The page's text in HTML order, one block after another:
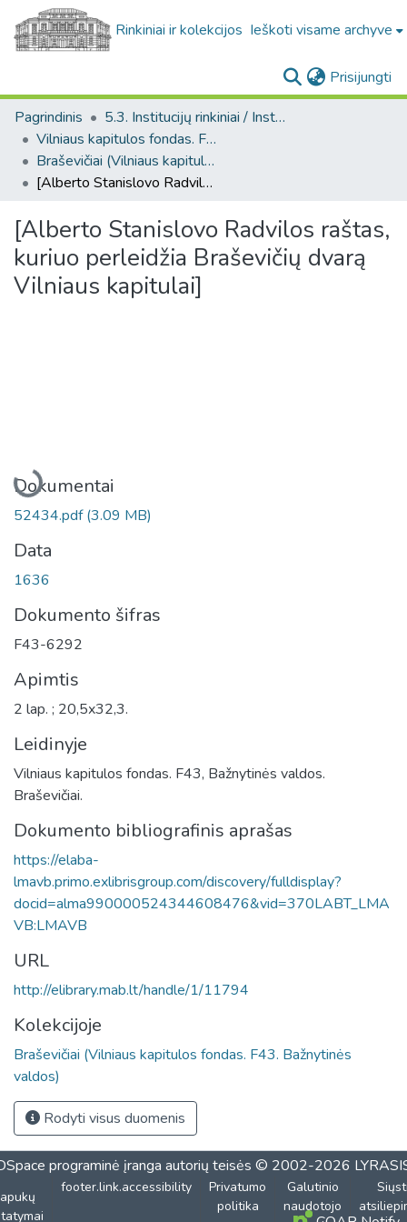
Rinkiniai ir kolekcijos Ieškoti visame archyve
Prisijungti
Pagrindinis
5.3. Institucijų rinkiniai / Institutional collections
Vilniaus kapitulos fondas. F43
Braševičiai (Vilniaus kapitulos fondas. F43. Bažnytinės valdos)
[Alberto Stanislovo Radvilos raštas, kuriuo perleidžia Braševičių dvarą Vilniaus kapitulai]
[Alberto Stanislovo Radvilos raštas,
kuriuo perleidžia Braševičių dvarą
Vilniaus kapitulai]
Įkeliama...
Dokumentai
52434.pdf(3.09 MB)
Data
1636
Dokumento šifras
F43-6292
Apimtis
2 lap. ; 20,5x32,3.
Leidinyje
Vilniaus kapitulos fondas. F43, Bažnytinės valdos.
Braševičiai.
Dokumento bibliografinis aprašas
https://elaba-
lmavb.primo.exlibrisgroup.com/discovery/fulldisplay?
docid=alma990000524344608476&vid=370LABT_LMA
VB:LMAVB
URL
http://elibrary.mab.lt/handle/1/11794
Kolekcijoje
Braševičiai (Vilniaus kapitulos fondas. F43. Bažnytinės
valdos)
Rodyti visus duomenis
programinė įranga autorių teisės © 2002-2026
footer.link.accessibility
Privatumo
politika
Galutinio
naudotojo